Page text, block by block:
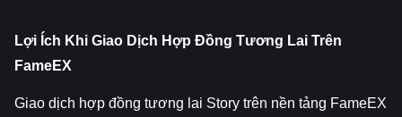
Lợi Ích Khi Giao Dịch Hợp Đồng Tương Lai Trên
FameEX
Giao dịch hợp đồng tương lai Story trên nền tảng FameEX